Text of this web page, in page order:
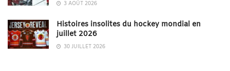
3 AOÛT 2026
Histoires insolites du hockey mondial en
juillet 2026
30 JUILLET 2026